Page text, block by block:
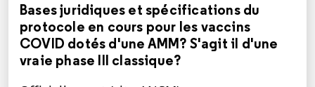
Bases juridiques et spécifications du
protocole en cours pour les vaccins
COVID dotés d'une AMM? S'agit il d'une
vraie phase III classique?